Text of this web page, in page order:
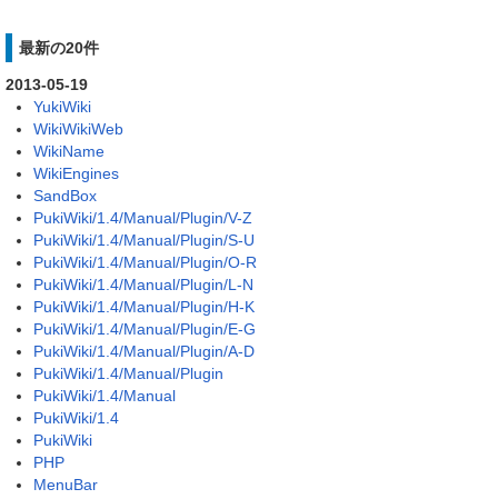
最新の20件
2013-05-19
YukiWiki
WikiWikiWeb
WikiName
WikiEngines
SandBox
PukiWiki/1.4/Manual/Plugin/V-Z
PukiWiki/1.4/Manual/Plugin/S-U
PukiWiki/1.4/Manual/Plugin/O-R
PukiWiki/1.4/Manual/Plugin/L-N
PukiWiki/1.4/Manual/Plugin/H-K
PukiWiki/1.4/Manual/Plugin/E-G
PukiWiki/1.4/Manual/Plugin/A-D
PukiWiki/1.4/Manual/Plugin
PukiWiki/1.4/Manual
PukiWiki/1.4
PukiWiki
PHP
MenuBar